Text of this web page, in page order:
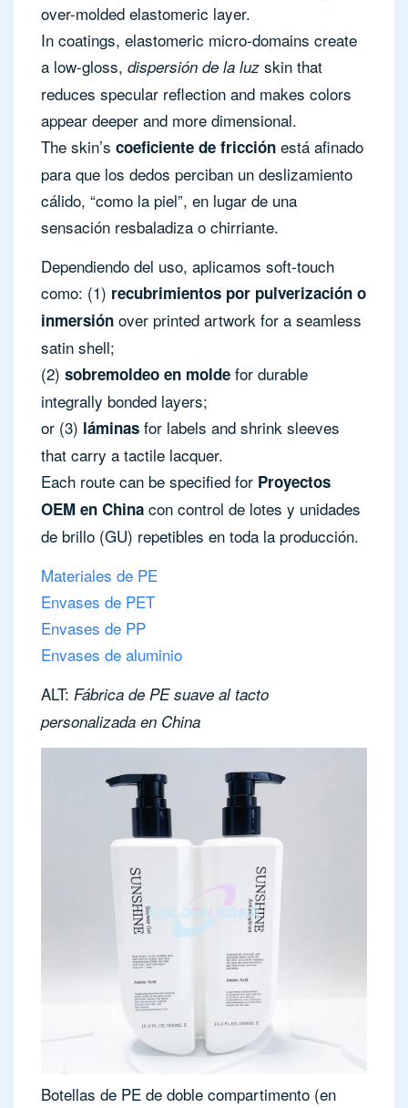
over-molded elastomeric layer.
In coatings, elastomeric micro-domains create
a low-gloss, dispersión de la luz skin that
reduces specular reflection and makes colors
appear deeper and more dimensional.
The skin’s coeficiente de fricción está afinado
para que los dedos perciban un deslizamiento
cálido, “como la piel”, en lugar de una
sensación resbaladiza o chirriante.
Dependiendo del uso, aplicamos soft-touch
como: (1) recubrimientos por pulverización o
inmersión over printed artwork for a seamless
satin shell;
(2) sobremoldeo en molde for durable
integrally bonded layers;
or (3) láminas for labels and shrink sleeves
that carry a tactile lacquer.
Each route can be specified for Proyectos
OEM en China con control de lotes y unidades
de brillo (GU) repetibles en toda la producción.
Materiales de PE
Envases de PET
Envases de PP
Envases de aluminio
ALT: Fábrica de PE suave al tacto
personalizada en China
Botellas de PE de doble compartimento (en